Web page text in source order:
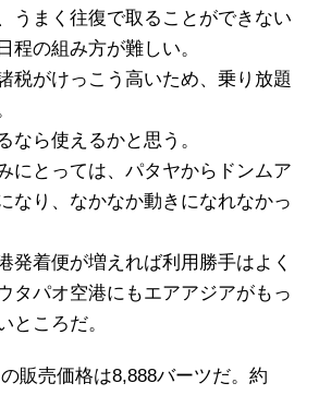
うまく往復で取ることができない
程の組み方が難しい。
税がけっこう高いため、乗り放題
なら使えるかと思う。
にとっては、パタヤからドンムア
なり、なかなか動きになれなかっ
発着便が増えれば利用勝手はよく
タパオ空港にもエアアジアがもっ
ところだ。
販売価格は8,888バーツだ。約